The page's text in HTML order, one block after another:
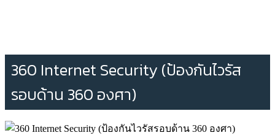
360 Internet Security (ป้องกันไวรัส
รอบด้าน 360 องศา)